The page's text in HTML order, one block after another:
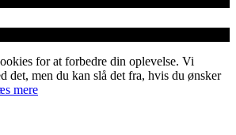
for at forbedre din oplevelse. Vi
det, men du kan slå det fra, hvis du ønsker
mere